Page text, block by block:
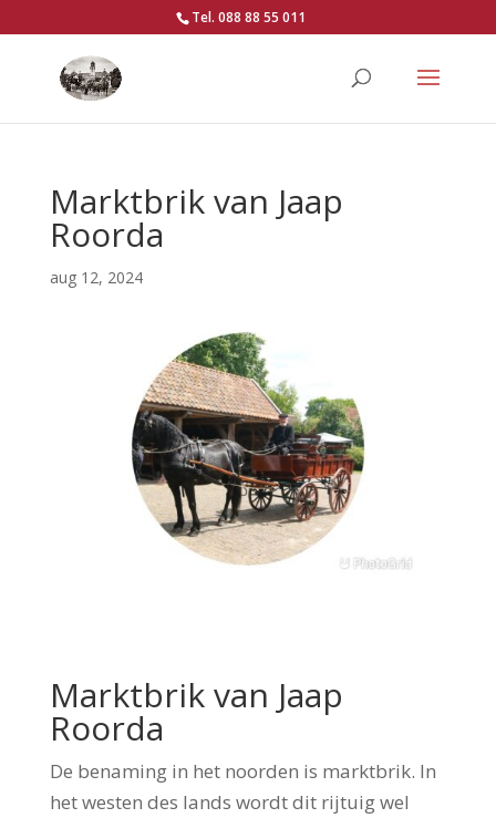
Tel. 088 88 55 011
Marktbrik van Jaap
Roorda
aug 12, 2024
Marktbrik van Jaap
Roorda
De benaming in het noorden is marktbrik. In
het westen des lands wordt dit rijtuig wel